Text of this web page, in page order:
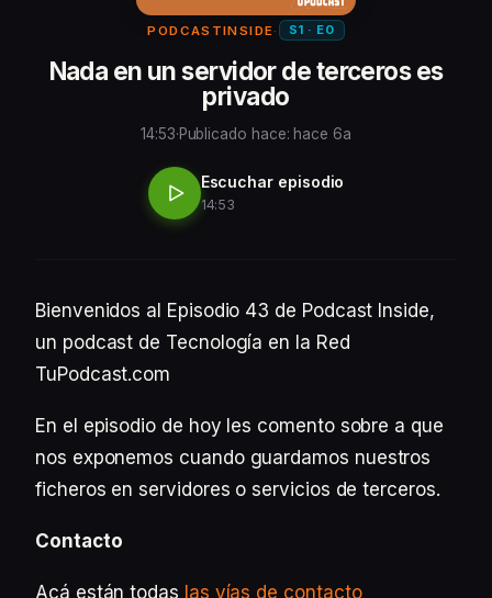
PODCASTINSIDE · S1 · E0
Nada en un servidor de terceros es
privado
14:53·Publicado hace: hace 6a
Escuchar episodio
14:53
Bienvenidos al Episodio 43 de Podcast Inside,
un podcast de Tecnología en la Red
TuPodcast.com
En el episodio de hoy les comento sobre a que
nos exponemos cuando guardamos nuestros
ficheros en servidores o servicios de terceros.
Contacto
Acá están todas las vías de contacto